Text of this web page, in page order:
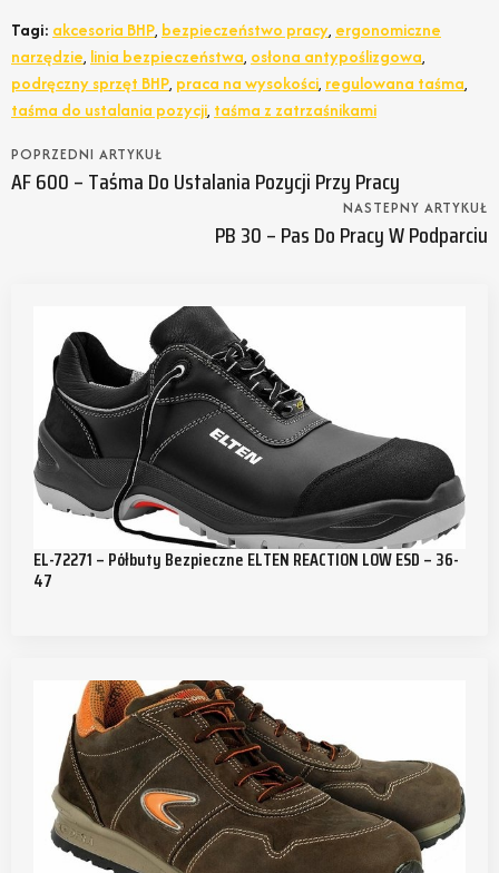
Tagi: akcesoria BHP, bezpieczeństwo pracy, ergonomiczne
narzędzie, linia bezpieczeństwa, osłona antypoślizgowa,
podręczny sprzęt BHP, praca na wysokości, regulowana taśma,
taśma do ustalania pozycji, taśma z zatrzaśnikami
POPRZEDNI ARTYKUŁ
AF 600 – Taśma Do Ustalania Pozycji Przy Pracy
NASTEPNY ARTYKUŁ
PB 30 – Pas Do Pracy W Podparciu
EL-72271 – Półbuty Bezpieczne ELTEN REACTION LOW ESD – 36-
47